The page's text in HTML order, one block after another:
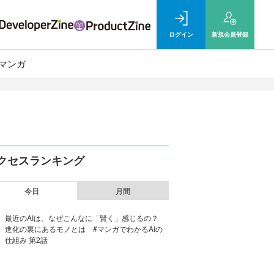
ログイン 新規会員登録
ンガ
セスランキング
今日 月間
最近のAIは、なぜこんなに「賢く」感じるの？
進化の裏にあるモノとは #マンガでわかるAIの
仕組み 第2話